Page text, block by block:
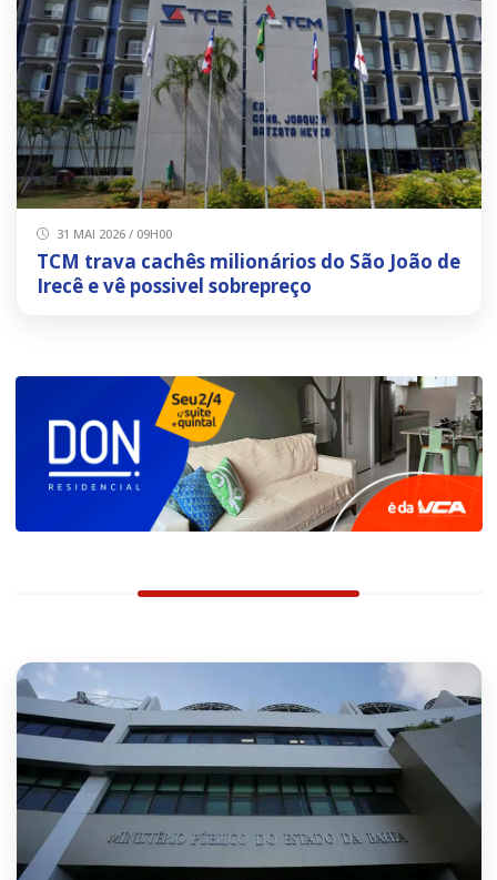
31 MAI 2026 / 09H00
TCM trava cachês milionários do São João de
Irecê e vê possivel sobrepreço